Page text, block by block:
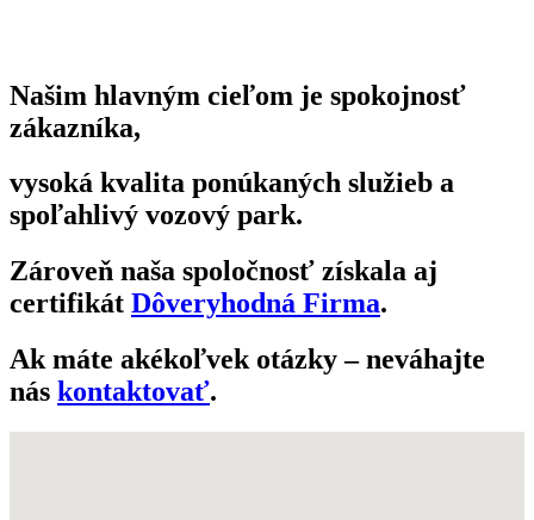
Našim hlavným cieľom je spokojnosť
zákazníka,
vysoká kvalita ponúkaných služieb a
spoľahlivý vozový park.
Zároveň naša spoločnosť získala aj
certifikát Dôveryhodná Firma.
Ak máte akékoľvek otázky – neváhajte
nás kontaktovať.